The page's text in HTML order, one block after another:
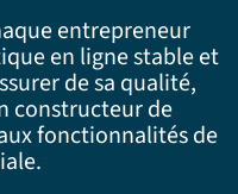
entrepreneur
en ligne stable et
de sa qualité,
constructeur de
fonctionnalités de